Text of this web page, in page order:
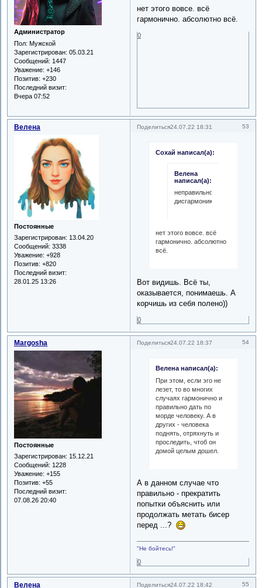
Администратор
Пол: Мужской
Зарегистрирован: 05.03.21
Сообщений: 1447
Уважение: +146
Позитив: +230
Последний визит:
Вчера 07:52
нет этого вовсе. всё
гармонично. абсолютно всё.
0
Поделиться 53
24.07.22 18:31
Велена
Постоянные
Зарегистрирован: 13.04.20
Сообщений: 3338
Уважение: +928
Позитив: +820
Последний визит:
28.01.25 13:26
Сохай написал(а):
Велена
написал(а):
неправильность,
дисгармонию
нет этого вовсе. всё
гармонично. абсолютно
всё.
Вот видишь. Всё ты,
оказывается, понимаешь. А
корчишь из себя полено))
0
Поделиться 54
24.07.22 18:37
Margosha
Постоянные
Зарегистрирован: 15.12.21
Сообщений: 1228
Уважение: +155
Позитив: +55
Последний визит:
07.08.26 20:40
Велена написал(а):
При этом, если эго не
лезет, то во многих
случаях гармонично и
правильно дать по
морде человеку. А в
других - человека
поднять, отряхнуть и
проследить, чтоб он
домой целым дошел.
А в данном случае что
правильно - прекратить
попытки объяснить или
продолжать метать бисер
перед ...?
"Не бойтесь!"
0
Поделиться 55
24.07.22 18:42
Велена